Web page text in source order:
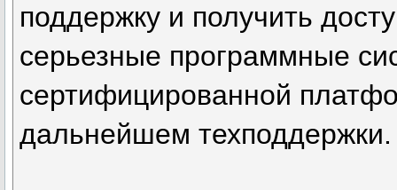
поддержку и получить
серьезные программные
сертифицированной
дальнейшем